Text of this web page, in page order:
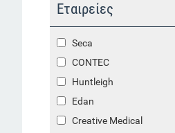
Εταιρείες
Seca
CONTEC
Huntleigh
Edan
Creative Medical